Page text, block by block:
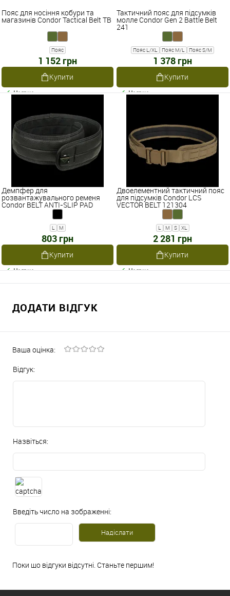
Пояс для носіння кобури та
магазинів Condor Tactical Belt TB
Пояс
1 152 грн
Купити
Наявне
Тактичний пояс для підсумків
молле Condor Gen 2 Battle Belt
241
Пояс L/XL Пояс M/L Пояс S/M
1 378 грн
Купити
Наявне
Демпфер для
розвантажувального ременя
Condor BELT ANTI-SLIP PAD
L M
803 грн
Купити
Наявне
Двоелементний тактичний пояс
для підсумків Condor LCS
VECTOR BELT 121304
L M S XL
2 281 грн
Купити
Наявне
ДОДАТИ ВІДГУК
Ваша оцінка:
Відгук:
Назвіться:
Введіть число на зображенні:
Поки що відгуки відсутні. Станьте першим!